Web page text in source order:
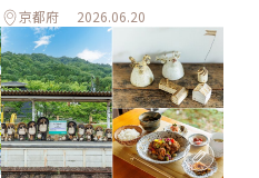
京都府 2026.06.20